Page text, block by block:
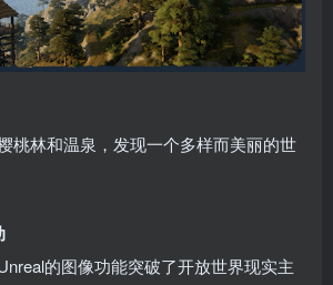
桃林和温泉，发现一个多样而美丽的世
的图像功能突破了开放世界现实主